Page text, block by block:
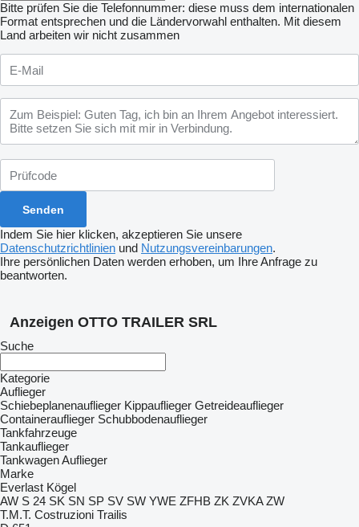
Bitte prüfen Sie die Telefonnummer: diese muss dem internationalen
Format entsprechen und die Ländervorwahl enthalten. Mit diesem
Land arbeiten wir nicht zusammen
Indem Sie hier klicken, akzeptieren Sie unsere
Datenschutzrichtlinien und Nutzungsvereinbarungen.
Ihre persönlichen Daten werden erhoben, um Ihre Anfrage zu
beantworten.
Anzeigen OTTO TRAILER SRL
Suche
Kategorie
Auflieger
Schiebeplanenauflieger Kippauflieger Getreideauflieger
Containerauflieger Schubbodenauflieger
Tankfahrzeuge
Tankauflieger
Tankwagen Auflieger
Marke
Everlast Kögel
AW S 24 SK SN SP SV SW YWE ZFHB ZK ZVKA ZW
T.M.T. Costruzioni Trailis